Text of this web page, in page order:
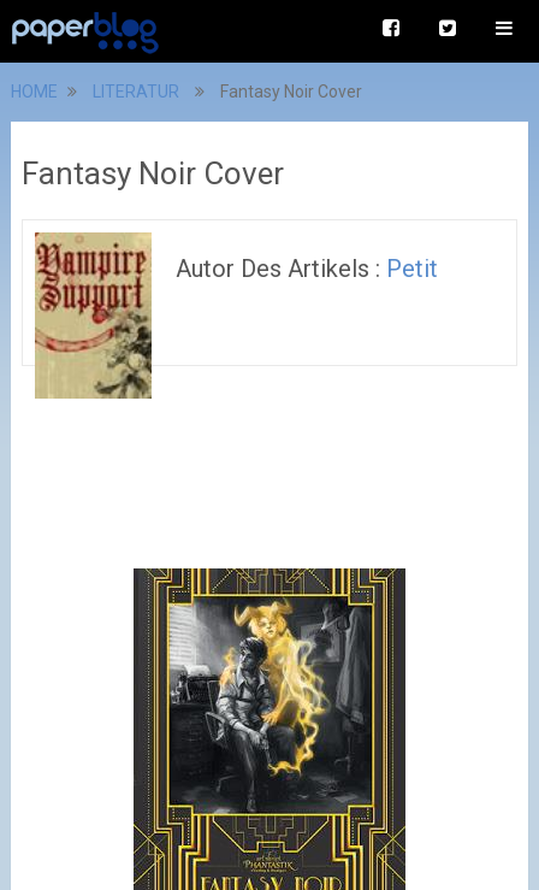
HOME LITERATUR Fantasy Noir Cover
Fantasy Noir Cover
Autor Des Artikels : Petit